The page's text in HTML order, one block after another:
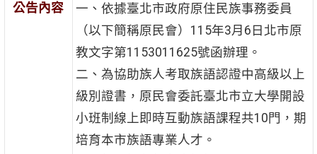
公告內容
一、依據臺北市政府原住民族事務委員
（以下簡稱原民會）115年3月6日北市原
教文字第1153011625號函辦理。
二、為協助族人考取族語認證中高級以上
級別證書，原民會委託臺北市立大學開設
小班制線上即時互動族語課程共10門，期
培育本市族語專業人才。